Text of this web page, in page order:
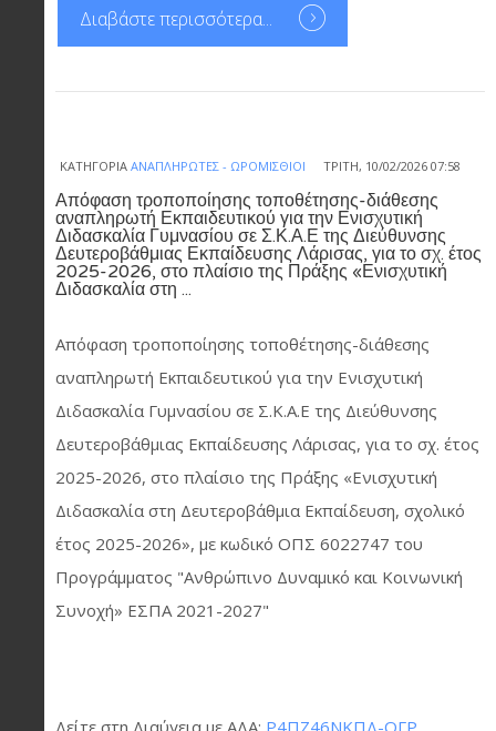
Διαβάστε περισσότερα...
ΚΑΤΗΓΟΡΊΑ ΑΝΑΠΛΗΡΩΤΈΣ - ΩΡΟΜΊΣΘΙΟΙ ΤΡΊΤΗ, 10/02/2026 07:58
Απόφαση τροποποίησης τοποθέτησης-διάθεσης
αναπληρωτή Εκπαιδευτικού για την Ενισχυτική
Διδασκαλία Γυμνασίου σε Σ.Κ.Α.Ε της Διεύθυνσης
Δευτεροβάθμιας Εκπαίδευσης Λάρισας, για το σχ. έτος
2025-2026, στο πλαίσιο της Πράξης «Ενισχυτική
Διδασκαλία στη ...
Απόφαση τροποποίησης τοποθέτησης-διάθεσης
αναπληρωτή Εκπαιδευτικού για την Ενισχυτική
Διδασκαλία Γυμνασίου σε Σ.Κ.Α.Ε της Διεύθυνσης
Δευτεροβάθμιας Εκπαίδευσης Λάρισας, για το σχ. έτος
2025-2026, στο πλαίσιο της Πράξης «Ενισχυτική
Διδασκαλία στη Δευτεροβάθμια Εκπαίδευση, σχολικό
έτος 2025-2026», με κωδικό ΟΠΣ 6022747 του
Προγράμματος "Ανθρώπινο Δυναμικό και Κοινωνική
Συνοχή» ΕΣΠΑ 2021-2027"
Δείτε στη Διαύγεια με ΑΔΑ: Ρ4ΠΖ46ΝΚΠΔ-ΟΓΡ